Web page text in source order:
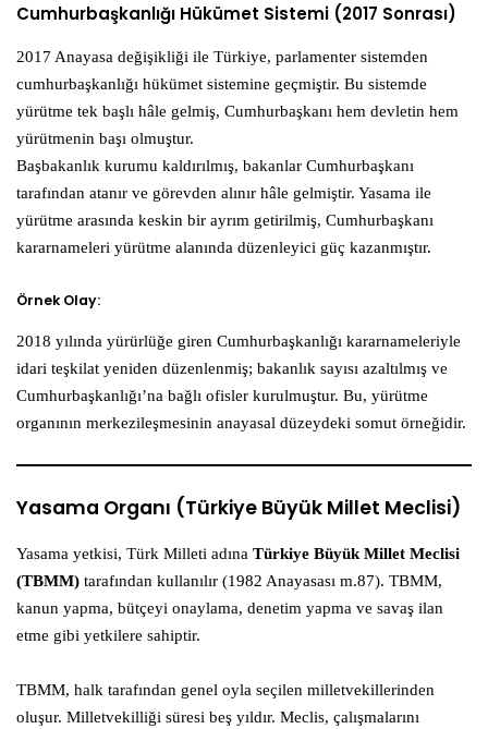
Cumhurbaşkanlığı Hükümet Sistemi (2017 Sonrası)
2017 Anayasa değişikliği ile Türkiye, parlamenter sistemden
cumhurbaşkanlığı hükümet sistemine geçmiştir. Bu sistemde
yürütme tek başlı hâle gelmiş, Cumhurbaşkanı hem devletin hem
yürütmenin başı olmuştur.
Başbakanlık kurumu kaldırılmış, bakanlar Cumhurbaşkanı
tarafından atanır ve görevden alınır hâle gelmiştir. Yasama ile
yürütme arasında keskin bir ayrım getirilmiş, Cumhurbaşkanı
kararnameleri yürütme alanında düzenleyici güç kazanmıştır.
Örnek Olay:
2018 yılında yürürlüğe giren Cumhurbaşkanlığı kararnameleriyle
idari teşkilat yeniden düzenlenmiş; bakanlık sayısı azaltılmış ve
Cumhurbaşkanlığı’na bağlı ofisler kurulmuştur. Bu, yürütme
organının merkezileşmesinin anayasal düzeydeki somut örneğidir.
Yasama Organı (Türkiye Büyük Millet Meclisi)
Yasama yetkisi, Türk Milleti adına Türkiye Büyük Millet Meclisi
(TBMM) tarafından kullanılır (1982 Anayasası m.87). TBMM,
kanun yapma, bütçeyi onaylama, denetim yapma ve savaş ilan
etme gibi yetkilere sahiptir.
TBMM, halk tarafından genel oyla seçilen milletvekillerinden
oluşur. Milletvekilliği süresi beş yıldır. Meclis, çalışmalarını